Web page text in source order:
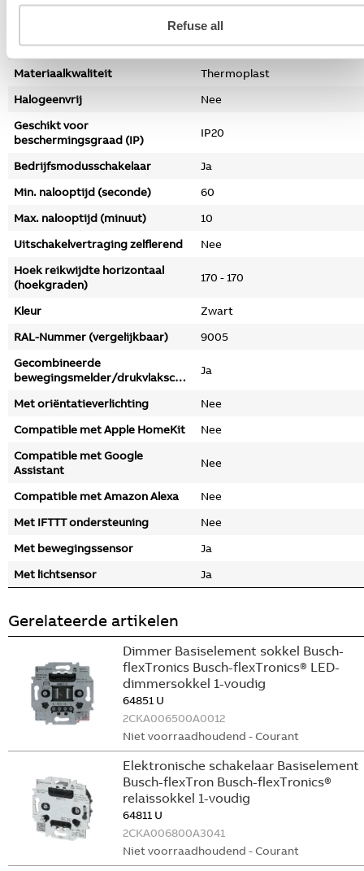
Refuse all
Nee
Materiaal
Kunststof
Materiaalkwaliteit
Thermoplast
Halogeenvrij
Nee
Geschikt voor
beschermingsgraad (IP)
IP20
Bedrijfsmodusschakelaar
Ja
Min. nalooptijd (seconde)
60
Max. nalooptijd (minuut)
10
Uitschakelvertraging zelflerend
Nee
Hoek reikwijdte horizontaal
(hoekgraden)
170 - 170
Kleur
Zwart
RAL-Nummer (vergelijkbaar)
9005
Gecombineerde
bewegingsmelder/drukvlakschakelaar
Ja
Met oriëntatieverlichting
Nee
Compatible met Apple HomeKit
Nee
Compatible met Google
Assistant
Nee
Compatible met Amazon Alexa
Nee
Met IFTTT ondersteuning
Nee
Met bewegingssensor
Ja
Met lichtsensor
Ja
Gerelateerde artikelen
Dimmer Basiselement sokkel Busch-
flexTronics Busch-flexTronics® LED-
dimmersokkel 1-voudig
64851 U
2CKA006500A0012
Niet voorraadhoudend - Courant
Elektronische schakelaar Basiselement
Busch-flexTron Busch-flexTronics®
relaissokkel 1-voudig
64811 U
2CKA006800A3041
Niet voorraadhoudend - Courant